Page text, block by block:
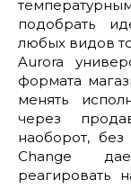
подобрать
любых видов
Aurora
формата
менять
через
наоборот,
Change
реагировать